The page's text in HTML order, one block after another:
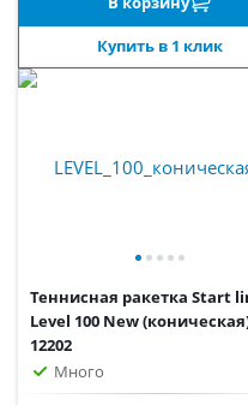
Купить в 1 клик
Теннисная ракетка Start
Level 100 New
12202
Много